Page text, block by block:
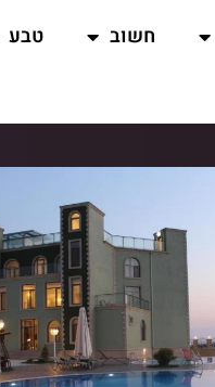
חשוב
טבע